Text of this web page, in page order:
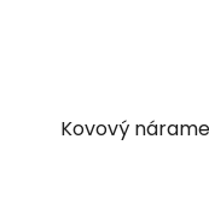
Kovový